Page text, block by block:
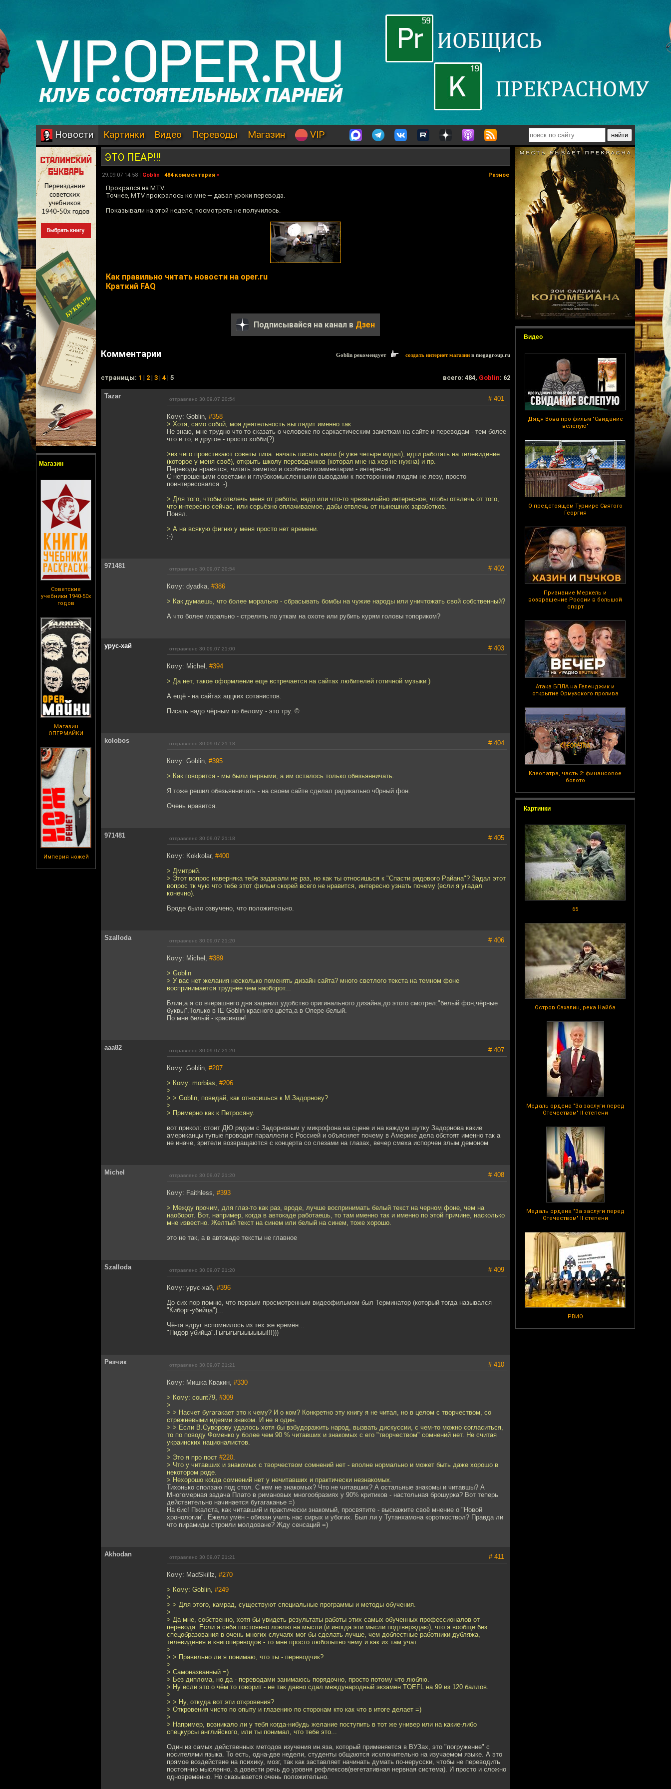
Новости Картинки Видео Переводы Магазин VIP
Магазин
Советские
учебники 1940-50х
годов
Магазин
ОПЕРМАЙКИ
Империя ножей
Видео
Дядя Вова про фильм "Свидание
вслепую"
О предстоящем Турнире Святого
Георгия
Признание Меркель и
возвращение России в большой
спорт
Атака БПЛА на Геленджик и
открытие Ормузского пролива
Клеопатра, часть 2: финансовое
болото
Картинки
65
Остров Сахалин, река Найба
Медаль ордена "За заслуги перед
Отечеством" II степени
Медаль ордена "За заслуги перед
Отечеством" II степени
РВИО
ЭТО ПЕАР!!!
29.09.07 14:58 | Goblin | 484 комментария » Разное
Прокрался на MTV.
Точнее, MTV прокралось ко мне — давал уроки перевода.
Показывали на этой неделе, посмотреть не получилось.
Как правильно читать новости на oper.ru
Краткий FAQ
Подписывайся на канал в Дзен
Комментарии Goblin рекомендует создать интернет магазин в megagroup.ru
cтраницы: 1 | 2 | 3 | 4 | 5 всего: 484, Goblin: 62
Tazar отправлено 30.09.07 20:54 # 401
Кому: Goblin, #358
> Хотя, само собой, моя деятельность выглядит именно так
Не знаю, мне трудно что-то сказать о человеке по саркастическим заметкам на сайте и переводам - тем более
что и то, и другое - просто хобби(?).
>из чего проистекают советы типа: начать писать книги (я уже четыре издал), идти работать на телевидение
(которое у меня своё), открыть школу переводчиков (которая мне на хер не нужна) и пр.
Переводы нравятся, читать заметки и особенно комментарии - интересно.
С непрошеными советами и глубокомысленными выводами к посторонним людям не лезу, просто
поинтересовался :-).
> Для того, чтобы отвлечь меня от работы, надо или что-то чрезвычайно интересное, чтобы отвлечь от того,
что интересно сейчас, или серьёзно оплачиваемое, дабы отвлечь от нынешних заработков.
Понял.
> А на всякую фигню у меня просто нет времени.
:-)
971481 отправлено 30.09.07 20:54 # 402
Кому: dyadka, #386
> Как думаешь, что более морально - сбрасывать бомбы на чужие народы или уничтожать свой собственный?
А что более морально - стрелять по уткам на охоте или рубить курям головы топориком?
урус-хай отправлено 30.09.07 21:00 # 403
Кому: Michel, #394
> Да нет, такое оформление еще встречается на сайтах любителей готичной музыки )
А ещё - на сайтах аццких сотанистов.
Писать надо чёрным по белому - это тру. ©
kolobos отправлено 30.09.07 21:18 # 404
Кому: Goblin, #395
> Как говорится - мы были первыми, а им осталось только обезьянничать.
Я тоже решил обезьянничать - на своем сайте сделал радикально ч0рный фон.
Очень нравится.
971481 отправлено 30.09.07 21:18 # 405
Кому: Kokkolar, #400
> Дмитрий.
> Этот вопрос наверняка тебе задавали не раз, но как ты относишься к "Спасти рядового Райана"? Задал этот
вопрос тк чую что тебе этот фильм скорей всего не нравится, интересно узнать почему (если я угадал
конечно).
Вроде было озвучено, что положительно.
Szalloda отправлено 30.09.07 21:20 # 406
Кому: Michel, #389
> Goblin
> У вас нет желания несколько поменять дизайн сайта? много светлого текста на темном фоне
воспринимается труднее чем наоборот...
Блин,а я со вчерашнего дня заценил удобство оригинального дизайна,до этого смотрел:"белый фон,чёрные
буквы".Только в IE Goblin красного цвета,а в Опере-белый.
По мне белый - красивше!
aaa82 отправлено 30.09.07 21:20 # 407
Кому: Goblin, #207
> Кому: morbias, #206
>
> > Goblin, поведай, как относишься к М.Задорнову?
>
> Примерно как к Петросяну.
вот прикол: стоит ДЮ рядом с Задорновым у микрофона на сцене и на каждую шутку Задорнова какие
американцы тупые проводит параллели с Россией и объясняет почему в Америке дела обстоят именно так а
не иначе, зрители возвращаются с концерта со слезами на глазах, вечер смеха испорчен злым демоном
Michel отправлено 30.09.07 21:20 # 408
Кому: Faithless, #393
> Между прочим, для глаз-то как раз, вроде, лучше воспринимать белый текст на черном фоне, чем на
наоборот. Вот, например, когда в автокаде работаешь, то там именно так и именно по этой причине, насколько
мне известно. Желтый текст на синем или белый на синем, тоже хорошо.
это не так, а в автокаде тексты не главное
Szalloda отправлено 30.09.07 21:20 # 409
Кому: урус-хай, #396
До сих пор помню, что первым просмотренным видеофильмом был Терминатор (который тогда назывался
"Киборг-убийца")...
Чё-та вдруг вспомнилось из тех же времён...
"Пидор-убийца".Гыгыгыгыыыыыы!!!)))
Резчик отправлено 30.09.07 21:21 # 410
Кому: Мишка Квакин, #330
> Кому: count79, #309
>
> > Насчет бугагакает это к чему? И о ком? Конкретно эту книгу я не читал, но в целом с творчеством, со
стрежневыми идеями знаком. И не я один.
> > Если В.Суворову удалось хотя бы взбудоражить народ, вызвать дискуссии, с чем-то можно согласиться,
то по поводу Фоменко у более чем 90 % читавших и знакомых с его "творчеством" сомнений нет. Не считая
украинских националистов.
>
> Это я про пост #220.
> Что у читавших и знакомых с творчеством сомнений нет - вполне нормально и может быть даже хорошо в
некотором роде.
> Нехорошо когда сомнений нет у нечитавших и практически незнакомых.
Тихонько сползаю под стол. С кем не знакомых? Что не читавших? А остальные знакомы и читавшы? А
Многомерная задача Плато в римановых многообразиях у 90% критиков - настольная брошурка? Вот теперь
действительно начинается бугагаканье =)
На бис! Пжалста, как читавший и практически знакомый, просвятите - выскажите своё мнение о "Новой
хронологии". Ежели умён - обязан учить нас сирых и убогих. Был ли у Тутанхамона короткоствол? Правда ли
что пирамиды строили молдоване? Жду сенсаций =)
Akhodan отправлено 30.09.07 21:21 # 411
Кому: MadSkillz, #270
> Кому: Goblin, #249
>
> > Для этого, камрад, существуют специальные программы и методы обучения.
>
> Да мне, собственно, хотя бы увидеть результаты работы этих самых обученных профессионалов от
перевода. Если я себя постоянно ловлю на мысли (и иногда эти мысли подтверждаю), что я вообще без
спецобразования в очень многих случаях мог бы сделать лучше, чем доблестные работники дубляжа,
телевидения и книгопереводов - то мне просто любопытно чему и как их там учат.
>
> > Правильно ли я понимаю, что ты - переводчик?
>
> Самоназванный =)
> Без диплома, но да - переводами занимаюсь порядочно, просто потому что люблю.
> Ну если это о чём то говорит - не так давно сдал международный экзамен TOEFL на 99 из 120 баллов.
>
> > Ну, откуда вот эти откровения?
> Откровения чисто по опыту и глазению по сторонам кто как что в итоге делает =)
>
> Например, возникало ли у тебя когда-нибудь желание поступить в тот же универ или на какие-либо
спецкурсы английского, или ты понимал, что тебе это...
Один из самых действенных методов изучения ин.яза, который применяется в ВУЗах, это "погружение" с
носителями языка. То есть, одна-две недели, студенты общаются исключительно на изучаемом языке. А это
прямое воздействие на психику, мозг, так как заставляет начинать думать по-нерусски, чтобы не переводить
постоянно мысленно, а довести речь до уровня рефлексов(вегетативная нервная система). И просто и сложно
одновременно. Но сказывается очень положительно.